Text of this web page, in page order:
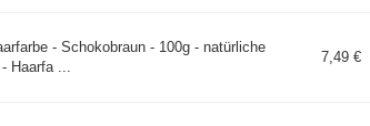
- Schokobraun - 100g - natürliche
Haarfa ...
7,49 €